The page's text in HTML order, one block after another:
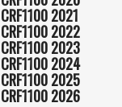
CRF1100 2021
CRF1100 2022
CRF1100 2023
CRF1100 2024
CRF1100 2025
CRF1100 2026